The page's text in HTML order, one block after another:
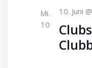
Mi.
10
10. Juni